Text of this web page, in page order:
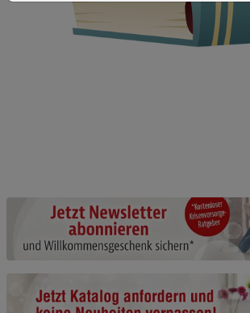
Beschreibung Notwendige Cookies
Cookie-Informationenanzeigen
Funktionale Cookies (1)
Beschreibung Funktionale Cookies